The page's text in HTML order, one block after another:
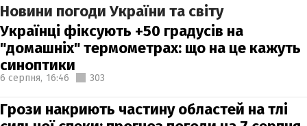
Новини погоди України та світу
Українці фіксують +50 градусів на
"домашніх" термометрах: що на це кажуть
синоптики
6 серпня, 16:46 303
Грози накриють частину областей на тлі